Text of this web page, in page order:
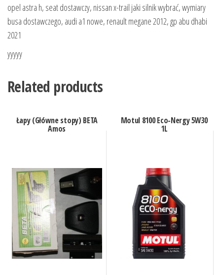
opel astra h, seat dostawczy, nissan x-trail jaki silnik wybrać, wymiary
busa dostawczego, audi a1 nowe, renault megane 2012, gp abu dhabi
2021
yyyyy
Related products
Łapy (Główne stopy) BETA
Amos
Motul 8100 Eco-Nergy 5W30
1L